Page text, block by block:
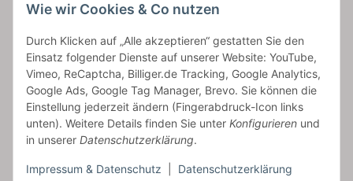
Wie wir Cookies & Co nutzen
Durch Klicken auf „Alle akzeptieren“ gestatten Sie den
Einsatz folgender Dienste auf unserer Website: YouTube,
Vimeo, ReCaptcha, Billiger.de Tracking, Google Analytics,
Google Ads, Google Tag Manager, Brevo. Sie können die
Einstellung jederzeit ändern (Fingerabdruck-Icon links
unten). Weitere Details finden Sie unter Konfigurieren und
in unserer Datenschutzerklärung.
Impressum & Datenschutz Datenschutzerklärung
Artikelinformationen
Frieslandstr. 44 | 26446 Reepsholt